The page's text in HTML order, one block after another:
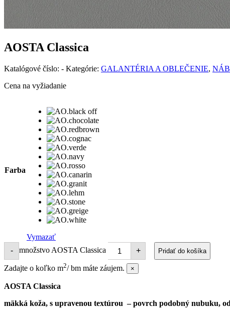
AOSTA Classica
Katalógové číslo: - Kategórie: GALANTÉRIA A OBLEČENIE,
Cena na vyžiadanie
Farba
Vymazať
-
množstvo AOSTA Classica + Pridať do košíka
Zadajte o koľko m2/ bm máte záujem. ×
AOSTA Classica
mäkká koža, s upravenou textúrou – povrch podobný nubuku,